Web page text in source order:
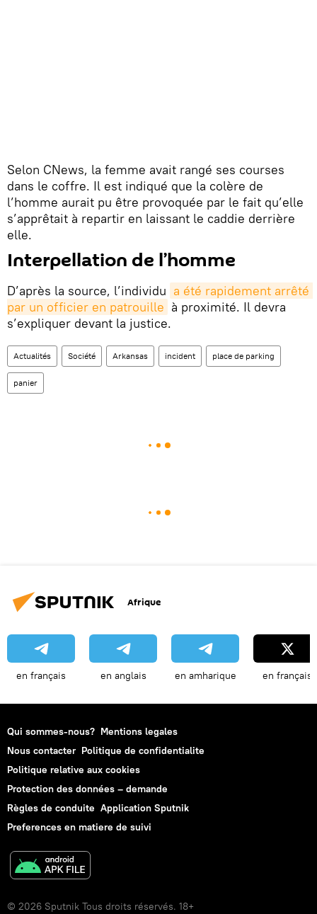
Selon CNews, la femme avait rangé ses courses
dans le coffre. Il est indiqué que la colère de
l’homme aurait pu être provoquée par le fait qu’elle
s’apprêtait à repartir en laissant le caddie derrière
elle.
Interpellation de l’homme
D’après la source, l’individu a été rapidement arrêté
par un officier en patrouille à proximité. Il devra
s’expliquer devant la justice.
Actualités Société Arkansas incident place de parking
panier
Afrique
en français en anglais en amharique en français
Qui sommes-nous? Mentions legales
Nous contacter Politique de confidentialite
Politique relative aux cookies
Protection des données – demande
Règles de conduite Application Sputnik
Preferences en matiere de suivi
© 2026 Sputnik Tous droits réservés. 18+